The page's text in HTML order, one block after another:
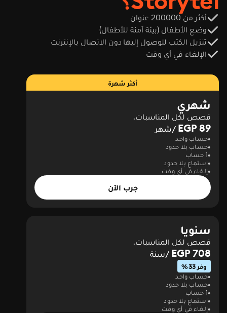
أكثر من 200000 عنوان
وضع الأطفال (بيئة آمنة للأطفال)
تنزيل الكتب للوصول إليها دون الاتصال بالإنترنت
الإلغاء في أي وقت
أكثر شهرة
شهري
قصص لكل المناسبات.
89 EGP /شهر
حساب واحد
حساب بلا حدود
1 حساب
استماع بلا حدود
إلغاء في أي وقت
جرب الآن
سنويا
قصص لكل المناسبات.
708 EGP /سنة
وفر 33%
حساب واحد
حساب بلا حدود
1 حساب
استماع بلا حدود
إلغاء في أي وقت